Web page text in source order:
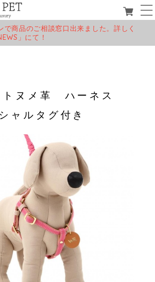
で商品のご相談窓口出来ました。詳しく
」にて！
トヌメ革 ハーネス
ャルタグ付き